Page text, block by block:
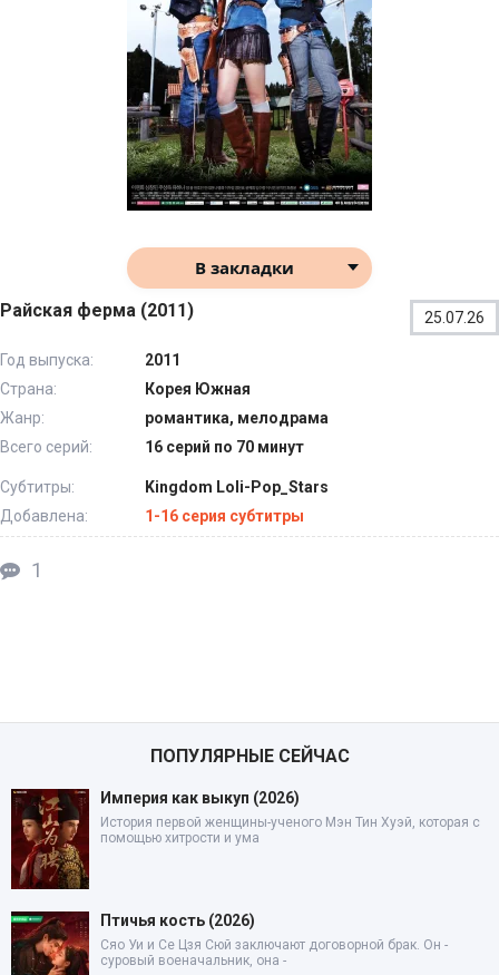
В закладки
Райская ферма (2011) 25.07.26
Год выпуска:
2011
Страна:
Корея Южная
Жанр:
романтика, мелодрама
Всего серий:
16 серий по 70 минут
Субтитры:
Kingdom Loli-Pop_Stars
Добавлена:
1-16 серия субтитры
1
ПОПУЛЯРНЫЕ СЕЙЧАС
Империя как выкуп (2026)
История первой женщины-ученого Мэн Тин Хуэй, которая с
помощью хитрости и ума
Птичья кость (2026)
Сяо Уи и Се Цзя Сюй заключают договорной брак. Он -
суровый военачальник, она -